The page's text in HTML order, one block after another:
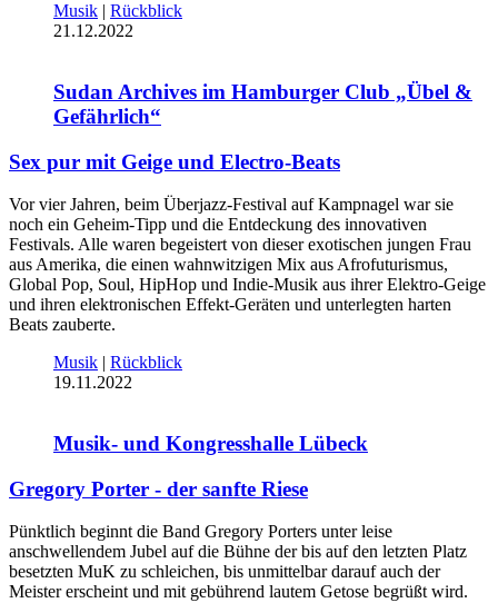
Musik | Rückblick
21.12.2022
Sudan Archives im Hamburger Club „Übel &
Gefährlich“
Sex pur mit Geige und Electro-Beats
Vor vier Jahren, beim Überjazz-Festival auf Kampnagel war sie
noch ein Geheim-Tipp und die Entdeckung des innovativen
Festivals. Alle waren begeistert von dieser exotischen jungen Frau
aus Amerika, die einen wahnwitzigen Mix aus Afrofuturismus,
Global Pop, Soul, HipHop und Indie-Musik aus ihrer Elektro-Geige
und ihren elektronischen Effekt-Geräten und unterlegten harten
Beats zauberte.
Musik | Rückblick
19.11.2022
Musik- und Kongresshalle Lübeck
Gregory Porter - der sanfte Riese
Pünktlich beginnt die Band Gregory Porters unter leise
anschwellendem Jubel auf die Bühne der bis auf den letzten Platz
besetzten MuK zu schleichen, bis unmittelbar darauf auch der
Meister erscheint und mit gebührend lautem Getose begrüßt wird.